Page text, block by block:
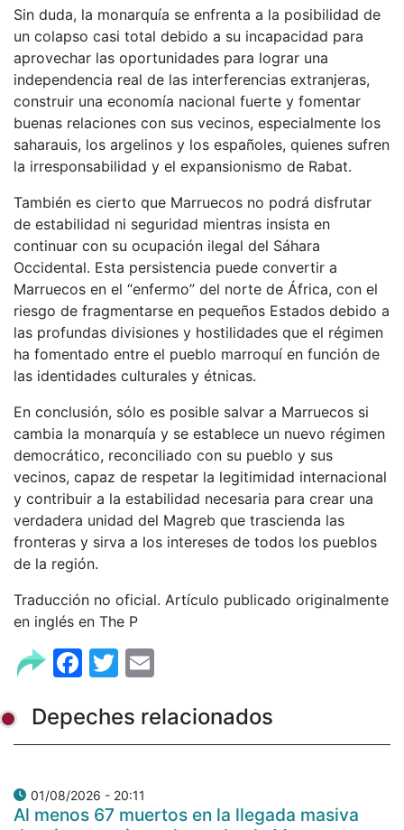
Sin duda, la monarquía se enfrenta a la posibilidad de
un colapso casi total debido a su incapacidad para
aprovechar las oportunidades para lograr una
independencia real de las interferencias extranjeras,
construir una economía nacional fuerte y fomentar
buenas relaciones con sus vecinos, especialmente los
saharauis, los argelinos y los españoles, quienes sufren
la irresponsabilidad y el expansionismo de Rabat.
También es cierto que Marruecos no podrá disfrutar
de estabilidad ni seguridad mientras insista en
continuar con su ocupación ilegal del Sáhara
Occidental. Esta persistencia puede convertir a
Marruecos en el “enfermo” del norte de África, con el
riesgo de fragmentarse en pequeños Estados debido a
las profundas divisiones y hostilidades que el régimen
ha fomentado entre el pueblo marroquí en función de
las identidades culturales y étnicas.
En conclusión, sólo es posible salvar a Marruecos si
cambia la monarquía y se establece un nuevo régimen
democrático, reconciliado con su pueblo y sus
vecinos, capaz de respetar la legitimidad internacional
y contribuir a la estabilidad necesaria para crear una
verdadera unidad del Magreb que trascienda las
fronteras y sirva a los intereses de todos los pueblos
de la región.
Traducción no oficial. Artículo publicado originalmente
en inglés en The P
Facebook
Twitter
Depeches relacionados
01/08/2026 - 20:11
Al menos 67 muertos en la llegada masiva